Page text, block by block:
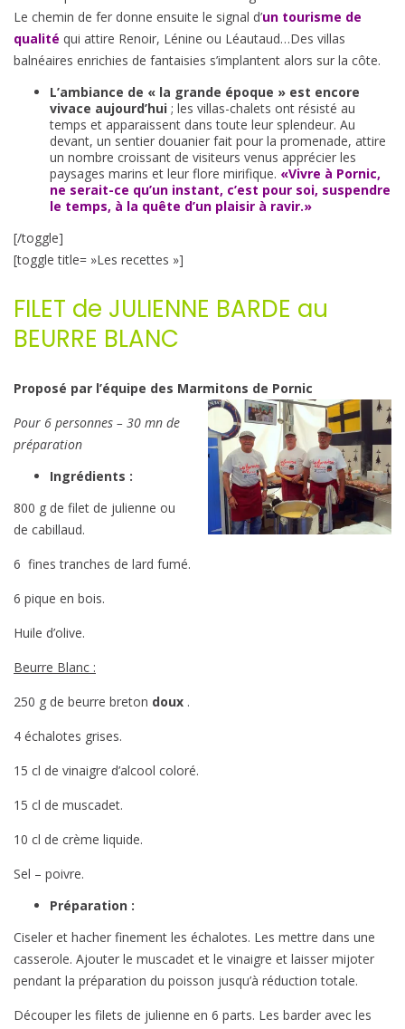
Le chemin de fer donne ensuite le signal d’un tourisme de
qualité qui attire Renoir, Lénine ou Léautaud…Des villas
balnéaires enrichies de fantaisies s’implantent alors sur la côte.
L’ambiance de « la grande époque » est encore
vivace aujourd’hui ; les villas-chalets ont résisté au
temps et apparaissent dans toute leur splendeur. Au
devant, un sentier douanier fait pour la promenade, attire
un nombre croissant de visiteurs venus apprécier les
paysages marins et leur flore mirifique. «Vivre à Pornic,
ne serait-ce qu’un instant, c’est pour soi, suspendre
le temps, à la quête d’un plaisir à ravir.»
[/toggle]
[toggle title= »Les recettes »]
FILET de JULIENNE BARDE au
BEURRE BLANC
Proposé par l’équipe des Marmitons de Pornic
Pour 6 personnes – 30 mn de
préparation
Ingrédients :
800 g de filet de julienne ou
de cabillaud.
6 fines tranches de lard fumé.
6 pique en bois.
Huile d’olive.
Beurre Blanc :
250 g de beurre breton doux .
4 échalotes grises.
15 cl de vinaigre d’alcool coloré.
15 cl de muscadet.
10 cl de crème liquide.
Sel – poivre.
Préparation :
Ciseler et hacher finement les échalotes. Les mettre dans une
casserole. Ajouter le muscadet et le vinaigre et laisser mijoter
pendant la préparation du poisson jusqu’à réduction totale.
Découper les filets de julienne en 6 parts. Les barder avec les